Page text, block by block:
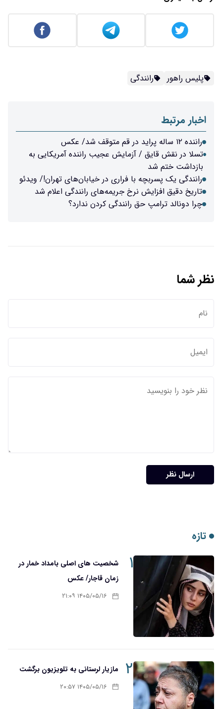
پلیس راهور رانندگی
اخبار مرتبط
راننده ۱۲ ساله پراید در قم متوقف شد/ عکس
تسلا در نقش قایق / آزمایش عجیب راننده آمریکایی به
بازداشت ختم شد
رانندگی یک پسربچه با فراری در خیابان‌های تهران!/ ویدئو
تاریخ دقیق افزایش نرخ جریمه‌های رانندگی اعلام شد
چرا دونالد ترامپ حق رانندگی کردن ندارد؟
نظر شما
ارسال نظر
تازه
۱
شخصیت های اصلی بامداد خمار در
زمان قاجار/ عکس
۱۴۰۵/۰۵/۱۶ ۲۱:۰۹
۲ مازیار لرستانی به تلویزیون برگشت
۱۴۰۵/۰۵/۱۶ ۲۰:۵۷